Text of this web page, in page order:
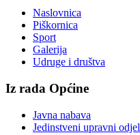
Naslovnica
Piškornica
Sport
Galerija
Udruge i društva
Iz rada Općine
Javna nabava
Jedinstveni upravni odjel